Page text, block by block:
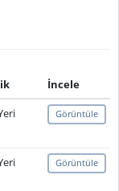
İncele
Görüntüle
Görüntüle